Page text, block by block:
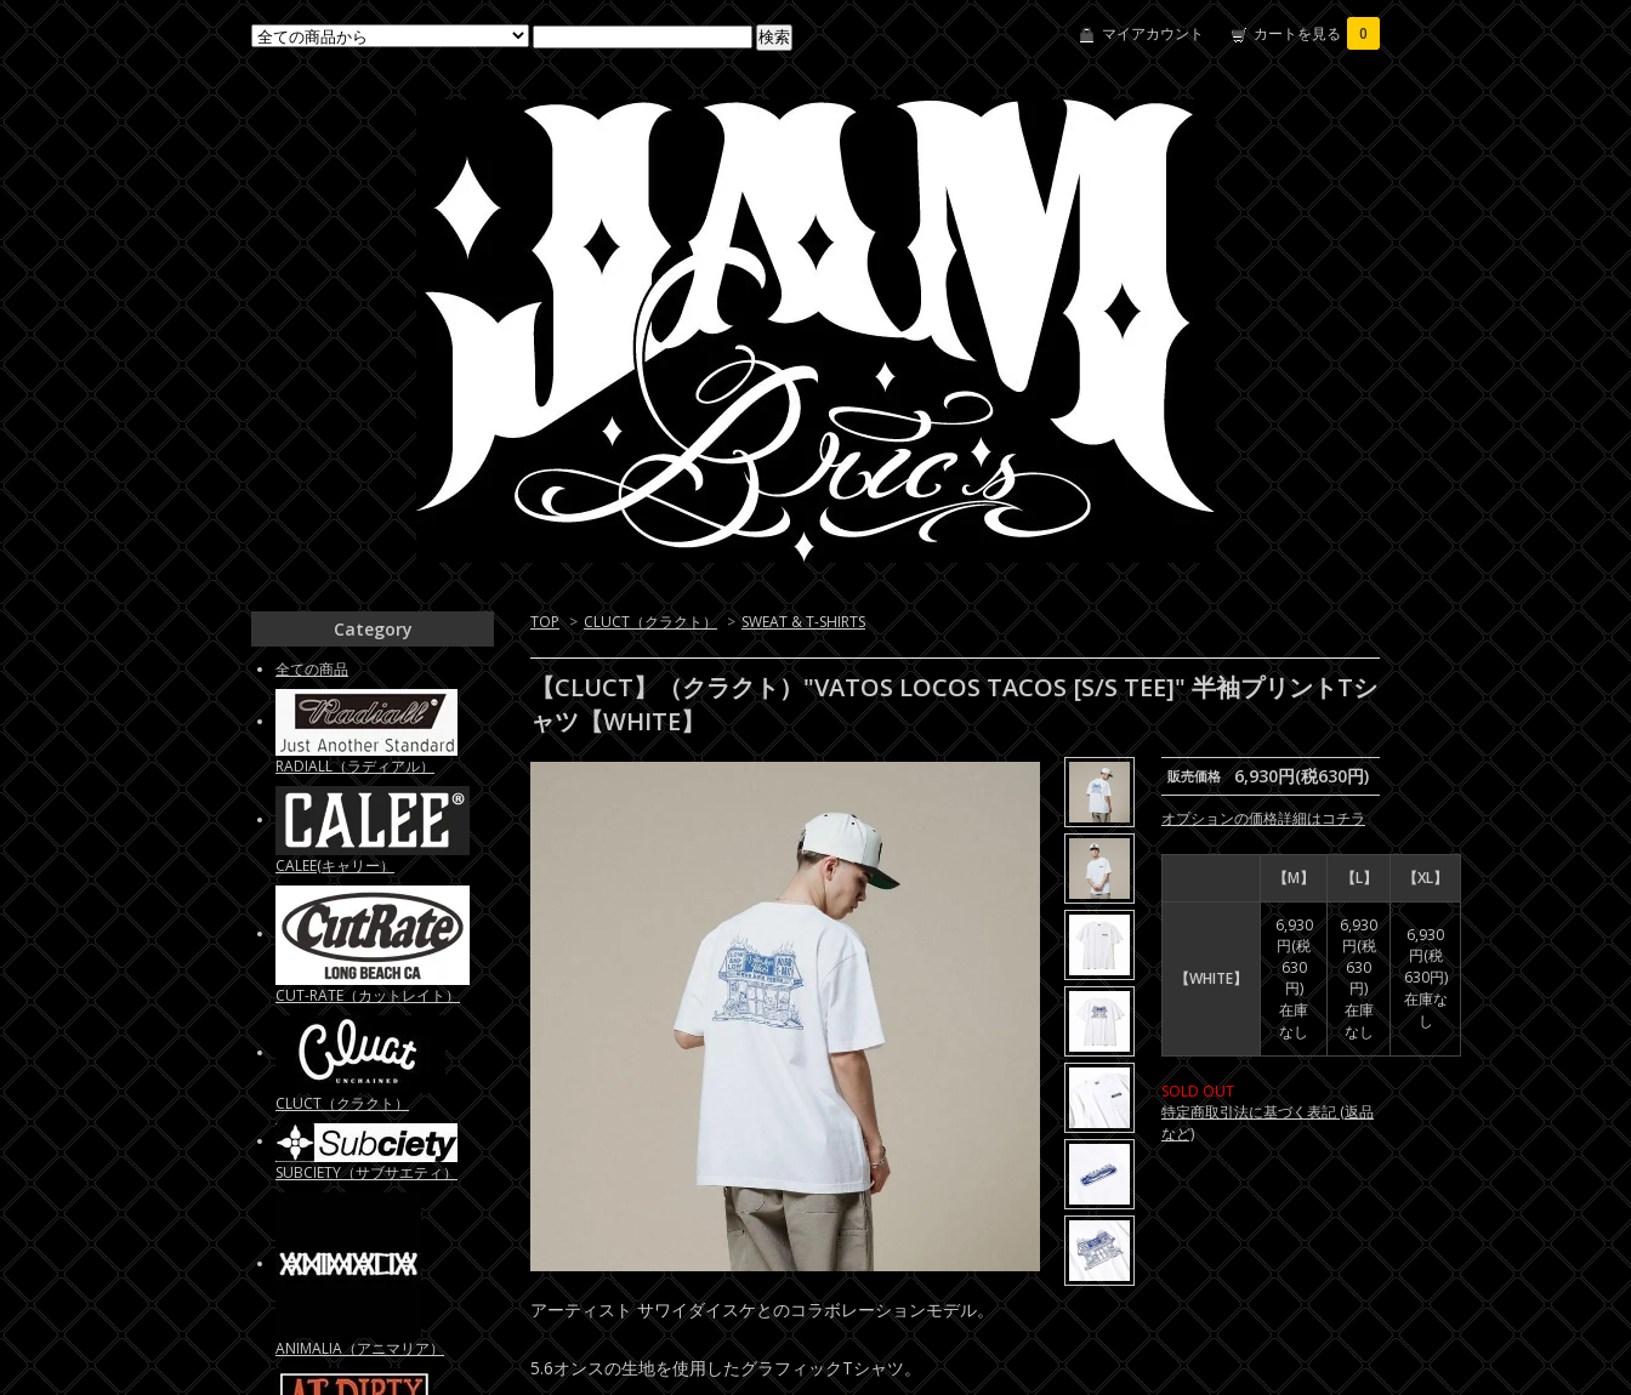
マイアカウント カートを見る 0
TOP > CLUCT（クラクト） > SWEAT & T-SHIRTS
【CLUCT】（クラクト）"VATOS LOCOS TACOS [S/S TEE]" 半袖プリントTシ
ャツ【WHITE】
販売価格 6,930円(税630円)
オプションの価格詳細はコチラ
【M】 【L】 【XL】
【WHITE】
6,930
円(税
630
円)
在庫
なし
6,930
円(税
630
円)
在庫
なし
6,930
円(税
630円)
在庫な
し
SOLD OUT
特定商取引法に基づく表記 (返品
など)
アーティスト サワイダイスケとのコラボレーションモデル。
5.6オンスの生地を使用したグラフィックTシャツ。
Category
全ての商品
RADIALL（ラディアル）
CALEE(キャリー）
CUT-RATE（カットレイト）
CLUCT（クラクト）
SUBCIETY（サブサエティ）
ANIMALIA（アニマリア）